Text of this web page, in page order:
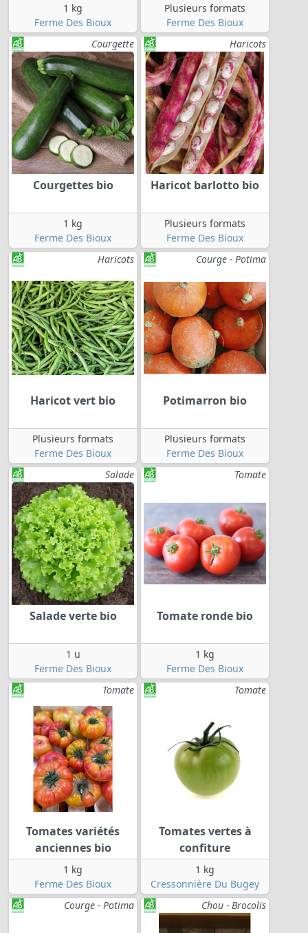
1 kg
Ferme Des Bioux
Plusieurs formats
Ferme Des Bioux
Courgette
Courgettes bio
1 kg
Ferme Des Bioux
Haricots
Haricot barlotto bio
Plusieurs formats
Ferme Des Bioux
Haricots
Haricot vert bio
Plusieurs formats
Ferme Des Bioux
Courge - Potima
Potimarron bio
Plusieurs formats
Ferme Des Bioux
Salade
Salade verte bio
1 u
Ferme Des Bioux
Tomate
Tomate ronde bio
1 kg
Ferme Des Bioux
Tomate
Tomates variétés
anciennes bio
1 kg
Ferme Des Bioux
Tomate
Tomates vertes à
confiture
1 kg
Cressonnière Du Bugey
Courge - Potima
Chou - Brocolis